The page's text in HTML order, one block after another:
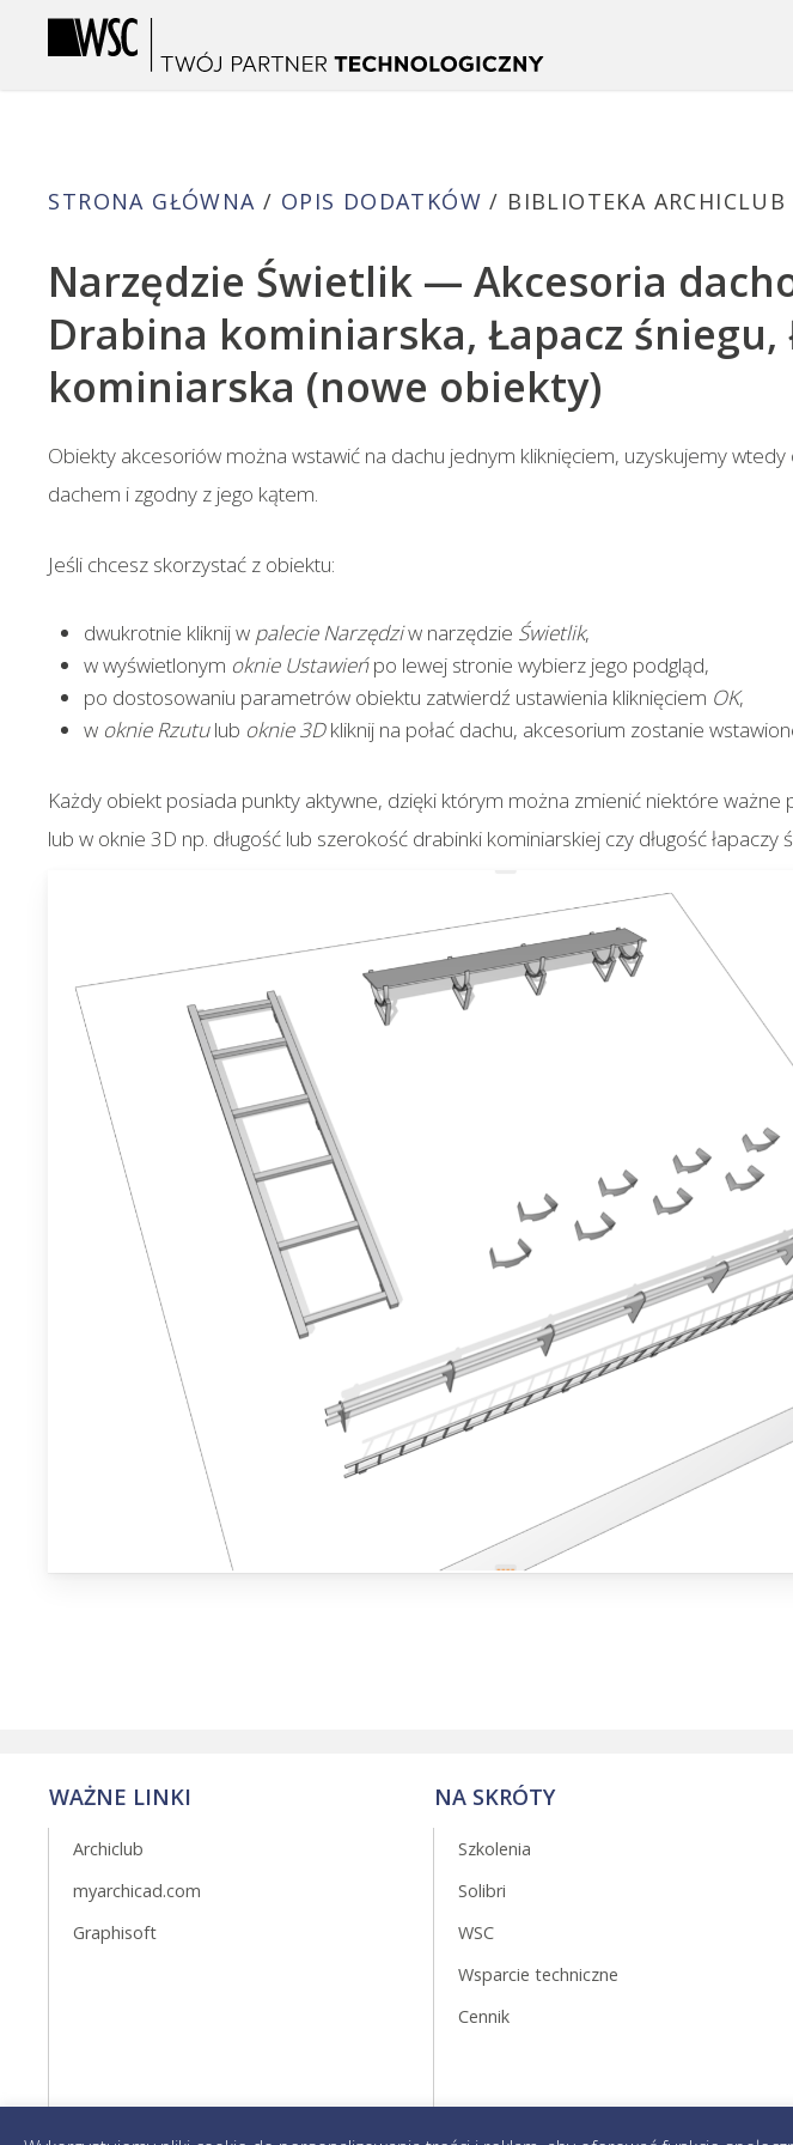
STRONA GŁÓWNA / OPIS DODATKÓW / BIBLIOTEKA
Narzędzie Świetlik — Akcesoria
Drabina kominiarska, Łapacz śniegu,
kominiarska (nowe obiekty)
Obiekty akcesoriów można wstawić na dachu jednym kliknięciem, uzyskujemy
dachem i zgodny z jego kątem.
Jeśli chcesz skorzystać z obiektu:
dwukrotnie kliknij w palecie Narzędziw narzędzie Świetlik,
w wyświetlonym oknie Ustawieńpo lewej stronie wybierz jego podgląd,
po dostosowaniu parametrów obiektu zatwierdź ustawienia kliknięciem OK,
w oknieRzutulub oknie3Dkliknij na połać dachu, akcesorium zostanie
Każdy obiekt posiada punkty aktywne, dzięki którym można zmienić niektóre ważne
lub w oknie 3D np. długość lub szerokość drabinki kominiarskiej czy długość łapaczy
WAŻNE LINKI
Archiclub
myarchicad.com
Graphisoft
NA SKRÓTY
Szkolenia
Solibri
WSC
Wsparcie techniczne
Cennik